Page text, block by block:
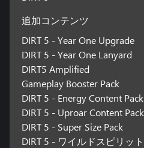
追加コンテンツ
DIRT 5 - Year One Upgrade
DIRT 5 - Year One Lanyard
DIRT5 Amplified
Gameplay Booster Pack
DIRT 5 - Energy Content Pack
DIRT 5 - Uproar Content Pack
DIRT 5 - Super Size Pack
DIRT 5 - ワイルドスピリッ